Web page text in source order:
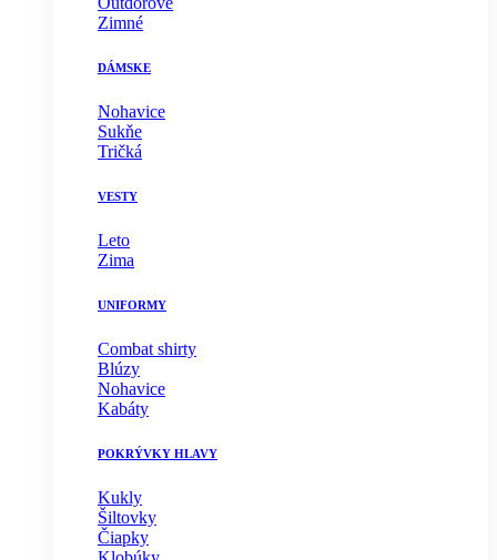
Zimné
DÁMSKE
Nohavice
Sukňe
Tričká
VESTY
Leto
Zima
UNIFORMY
Combat shirty
Blúzy
Nohavice
Kabáty
POKRÝVKY HLAVY
Kukly
Šiltovky
Čiapky